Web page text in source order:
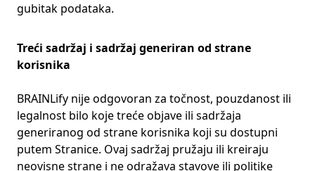
gubitak podataka.
Treći sadržaj i sadržaj generiran od strane
korisnika
BRAINLify nije odgovoran za točnost, pouzdanost ili
legalnost bilo koje treće objave ili sadržaja
generiranog od strane korisnika koji su dostupni
putem Stranice. Ovaj sadržaj pružaju ili kreiraju
neovisne strane i ne odražava stavove ili politike